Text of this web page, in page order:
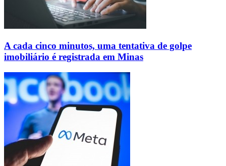
A cada cinco minutos, uma tentativa de golpe
imobiliário é registrada em Minas